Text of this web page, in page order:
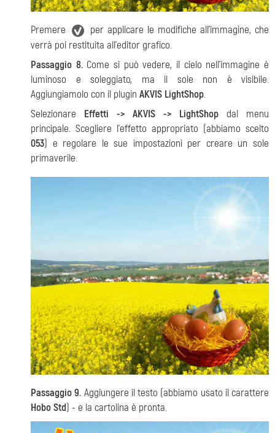
Premere
per applicare le modifiche all'immagine, che
verrà poi restituita all'editor grafico.
Passaggio 8.Come si può vedere, il cielo nell'immagine è
luminoso e soleggiato, ma il sole non è visibile.
Aggiungiamolo con il plugin AKVIS LightShop.
Selezionare Effetti -> AKVIS -> LightShop dal menu
principale. Scegliere l'effetto appropriato (abbiamo scelto
053) e regolare le sue impostazioni per creare un sole
primaverile.
Passaggio 9. Aggiungere il testo (abbiamo usato il carattere
Hobo Std) - e la cartolina è pronta.